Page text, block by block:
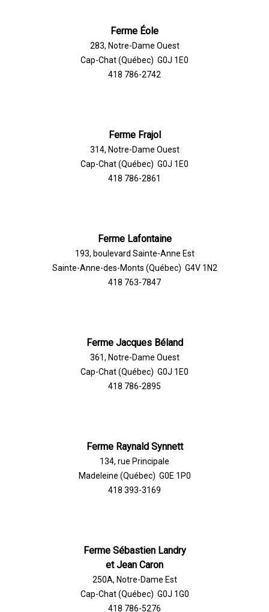
Ferme Éole
283, Notre-Dame Ouest
Cap-Chat (Québec) G0J 1E0
418 786-2742
Ferme Frajol
314, Notre-Dame Ouest
Cap-Chat (Québec) G0J 1E0
418 786-2861
Ferme Lafontaine
193, boulevard Sainte-Anne Est
Sainte-Anne-des-Monts (Québec) G4V 1N2
418 763-7847
Ferme Jacques Béland
361, Notre-Dame Ouest
Cap-Chat (Québec) G0J 1E0
418 786-2895
Ferme Raynald Synnett
134, rue Principale
Madeleine (Québec) G0E 1P0
418 393-3169
Ferme Sébastien Landry
et Jean Caron
250A, Notre-Dame Est
Cap-Chat (Québec) G0J 1G0
418 786-5276